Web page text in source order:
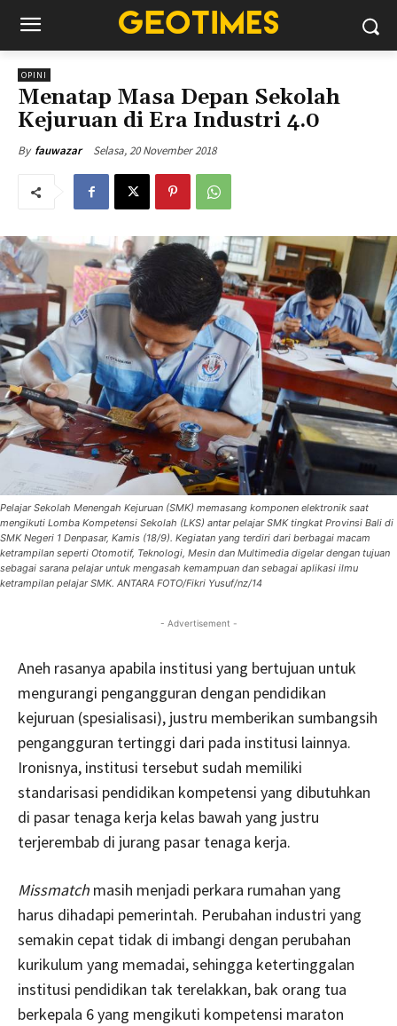
OPINI
Menatap Masa Depan Sekolah
Kejuruan di Era Industri 4.0
By fauwazar Selasa, 20 November 2018
Pelajar Sekolah Menengah Kejuruan (SMK) memasang komponen elektronik saat
mengikuti Lomba Kompetensi Sekolah (LKS) antar pelajar SMK tingkat Provinsi Bali di
SMK Negeri 1 Denpasar, Kamis (18/9). Kegiatan yang terdiri dari berbagai macam
ketrampilan seperti Otomotif, Teknologi, Mesin dan Multimedia digelar dengan tujuan
sebagai sarana pelajar untuk mengasah kemampuan dan sebagai aplikasi ilmu
ketrampilan pelajar SMK. ANTARA FOTO/Fikri Yusuf/nz/14
- Advertisement -
Aneh rasanya apabila institusi yang bertujuan untuk
mengurangi pengangguran dengan pendidikan
kejuruan (spesialisasi), justru memberikan sumbangsih
pengangguran tertinggi dari pada institusi lainnya.
Ironisnya, institusi tersebut sudah memiliki
standarisasi pendidikan kompetensi yang dibutuhkan
di pasar tenaga kerja kelas bawah yang justru
terjerembab di jurang pasar tenaga kerja.
Missmatch masih menjadi perkara rumahan yang
harus dihadapi pemerintah. Perubahan industri yang
semakin cepat tidak di imbangi dengan perubahan
kurikulum yang memadai, sehingga ketertinggalan
institusi pendidikan tak terelakkan, bak orang tua
berkepala 6 yang mengikuti kompetensi maraton